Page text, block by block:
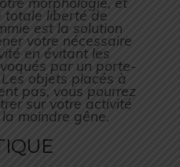
totale liberté de
est la solution
votre nécessaire
en évitant les
par un porte-
objets placés à
pas, vous pourrez
sur votre activité
moindre gêne.